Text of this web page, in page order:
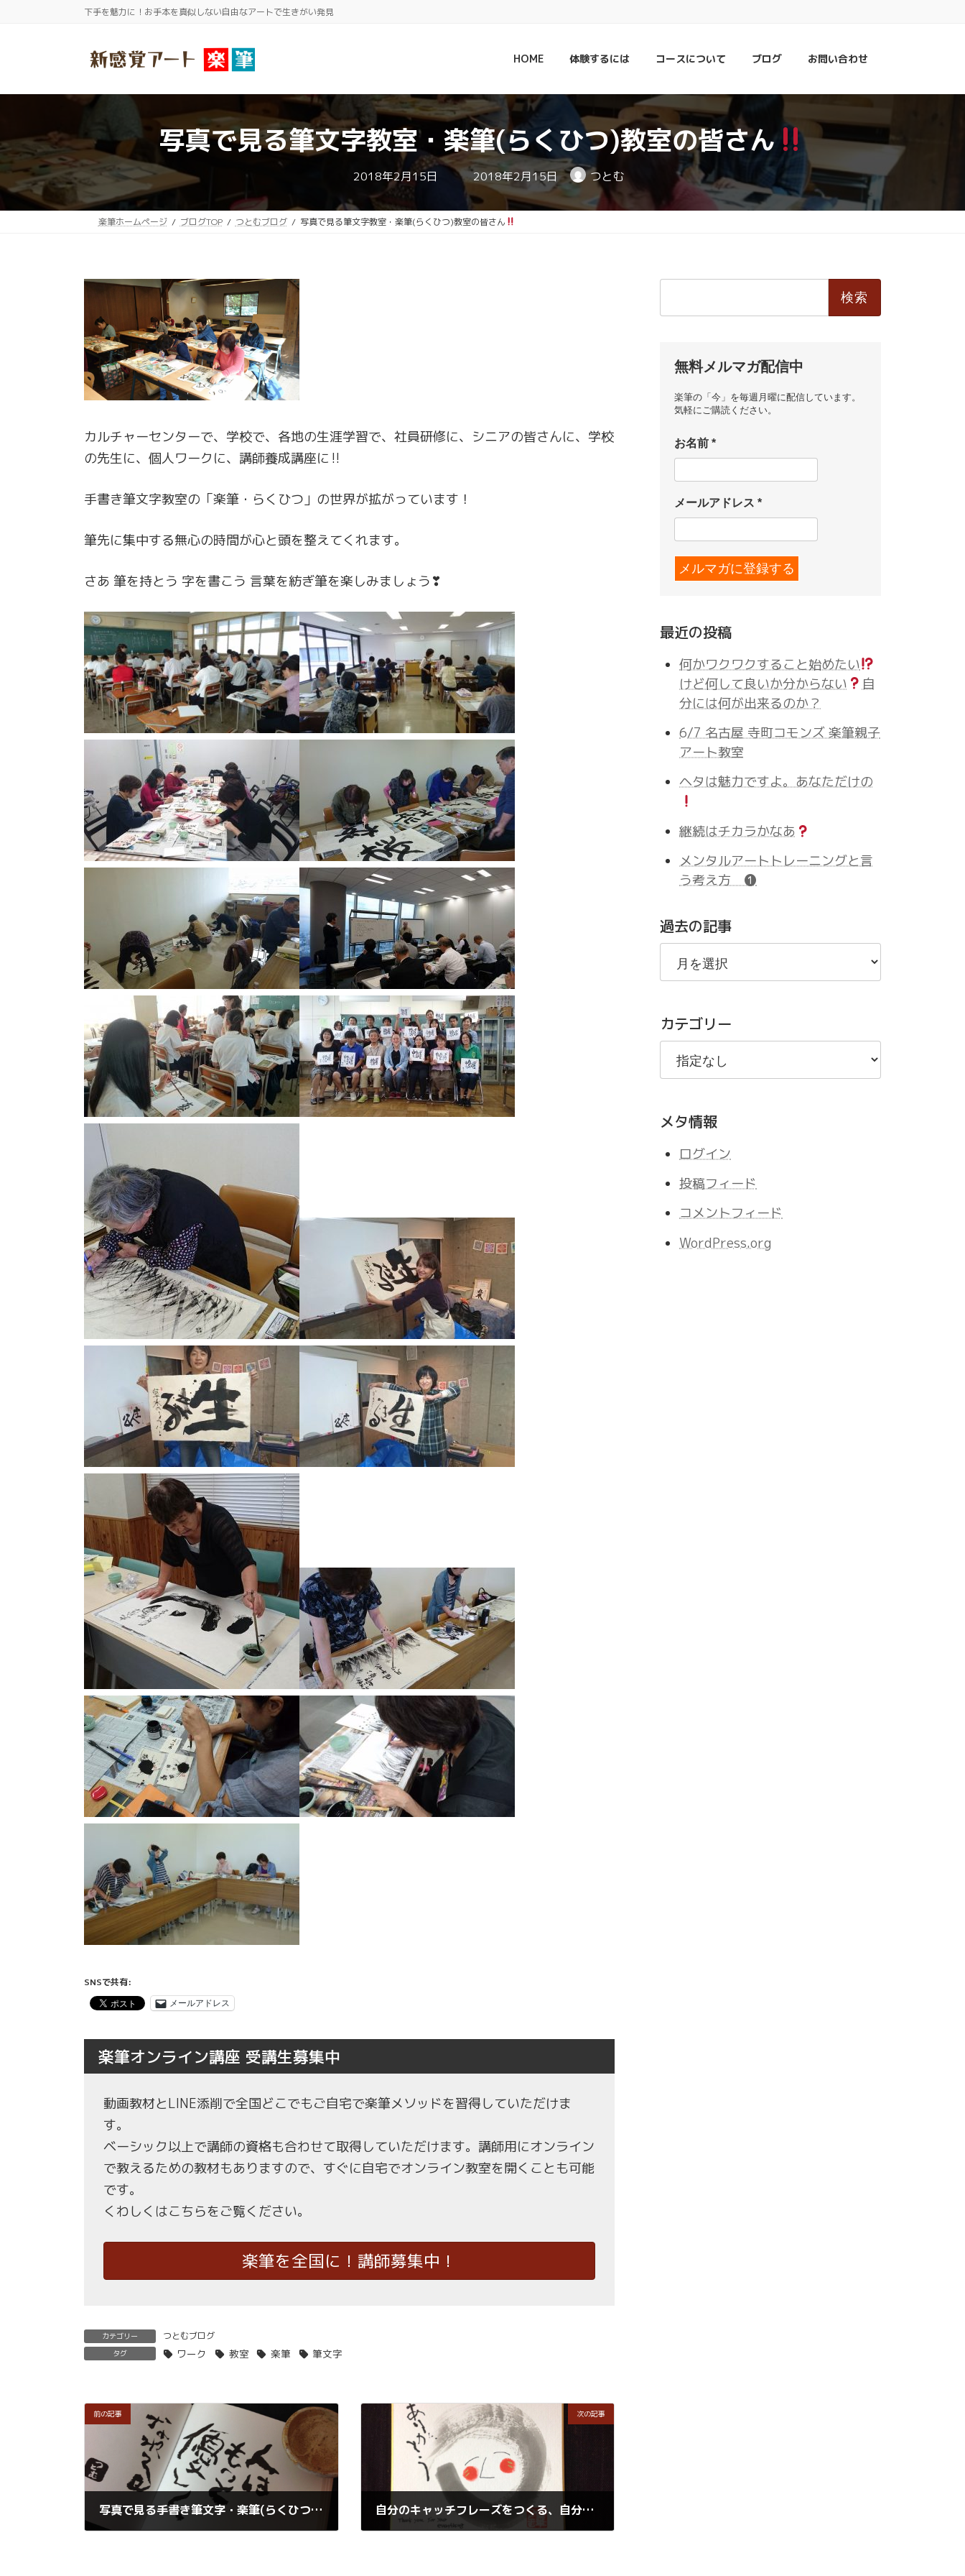
キ
プ
に
動
下手を魅力に！お手本を真似しない自由なアートで生きがい発見
HOME 体験するには コースについて ブログ お問い合わせ
写真で見る筆文字教室・楽筆(らくひつ)教室の皆さん
2018年2月15日 最
終
更
新
日
時
2018年2月15日 つとむ
楽筆ホームページ ブログTOP つとむブログ 写真で見る筆文字教室・楽筆(らくひつ)教室の皆さん
カルチャーセンターで、学校で、各地の生涯学習で、社員研修に、シニアの皆さんに、学校
の先生に、個人ワークに、講師養成講座に‼
手書き筆文字教室の「楽筆・らくひつ」の世界が拡がっています！
筆先に集中する無心の時間が心と頭を整えてくれます。
さあ 筆を持とう 字を書こう 言葉を紡ぎ筆を楽しみましょう❣
SNSで共有:
メールアドレス
楽筆オンライン講座 受講生募集中
動画教材とLINE添削で全国どこでもご自宅で楽筆メソッドを習得していただけま
す。
ベーシック以上で講師の資格も合わせて取得していただけます。講師用にオンライン
で教えるための教材もありますので、すぐに自宅でオンライン教室を開くことも可能
です。
くわしくはこちらをご覧ください。
楽筆を全国に！講師募集中！
カテゴリー つとむブログ
タグ ワーク 教室 楽筆 筆文字
前の記事
写真で見る手書き筆文字・楽筆(らくひつ)の魅力
次の記事
自分のキャッチフレーズをつくる、自分の魅力を効果的に伝える！セルフブランディング講座で
無料メルマガ配信中
楽筆の「今」を毎週月曜に配信しています。
気軽にご購読ください。
お名前*
メールアドレス*
最近の投稿
何かワクワクすること始めたい
けど何して良いか分からない
自
分には何が出来るのか？
6/7 名古屋 寺町コモンズ 楽筆親子
アート教室
ヘタは魅力ですよ。あなただけの
継続はチカラかなあ
メンタルアートトレーニングと言
う考え方 ❶
過去の記事
過
の
事
カテゴリー
メタ情報
ログイン
投稿フィード
コメントフィード
WordPress.org